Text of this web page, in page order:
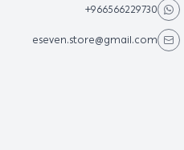
+966566229730
eseven.store@gmail.com